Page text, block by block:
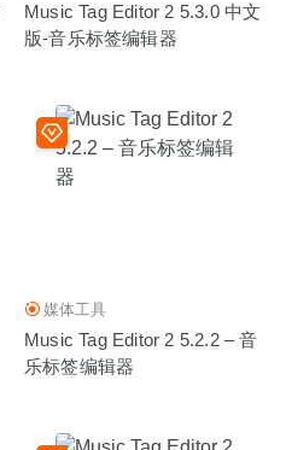
Music Tag Editor 2 5.3.0 中文
版-音乐标签编辑器
媒体工具
Music Tag Editor 2 5.2.2 – 音
乐标签编辑器